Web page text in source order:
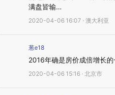
满盘皆输…
2020-04-06 16:07 · 澳大利亚
葱e18
2016年确是房价成倍增长的
2020-04-06 15:16 · 北京市